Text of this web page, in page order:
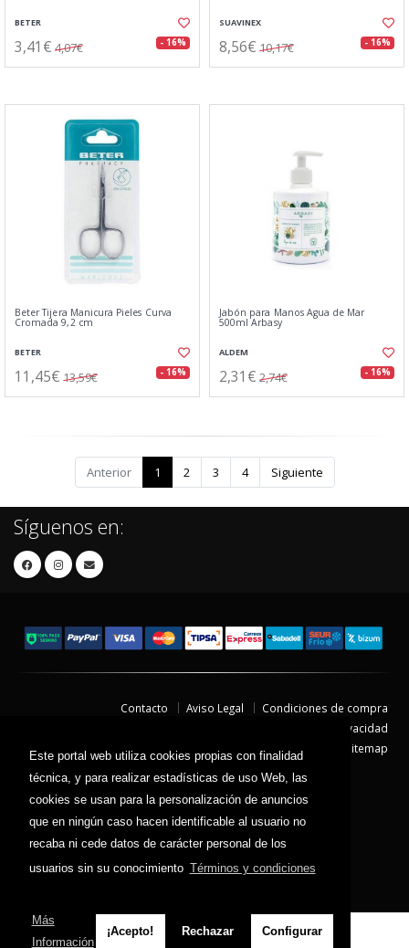
Este portal web utiliza cookies propias con finalidad
técnica, y para realizar estadísticas de uso Web, las
cookies se usan para la personalización de anuncios
que en ningún caso hacen identificable al usuario no
recaba ni cede datos de carácter personal de los
usuarios sin su conocimiento Términos y condiciones
Más
Información
¡Acepto! Rechazar Configurar
BETER
3,41€ 4,07€ - 16%
SUAVINEX
8,56€ 10,17€ - 16%
Beter Tijera Manicura Pieles Curva
Cromada 9,2 cm
BETER
11,45€ 13,59€ - 16%
Jabón para Manos Agua de Mar
500ml Arbasy
ALDEM
2,31€ 2,74€ - 16%
Anterior 1 2 3 4 Siguiente
Síguenos en:
Contacto Aviso Legal
Condiciones de compra
Política de Privacidad
Política de Cookies
Sitemap
© 2026 - Todos los derechos reservados.